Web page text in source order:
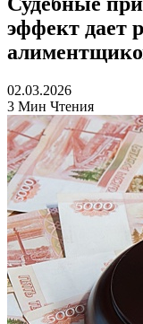
эффект дает
02.03.2026
3 Мин Чтения